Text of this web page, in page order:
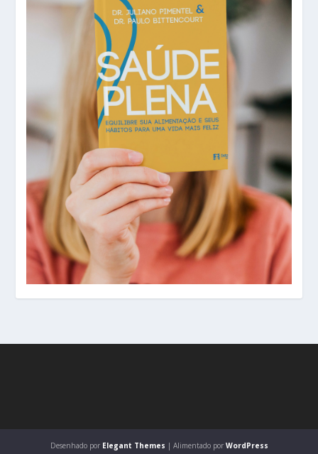
Desenhado por Elegant Themes | Alimentado por WordPress